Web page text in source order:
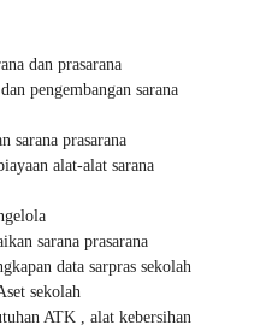
dan prasarana
pengembangan sarana
sarana prasarana
alat-alat sarana
sarana prasarana
data sarpras sekolah
sekolah
ATK , alat kebersihan